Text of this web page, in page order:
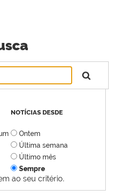
ao seu critério.
NOTÍCIAS DESDE
Ontem
Última semana
Último mês
Sempre